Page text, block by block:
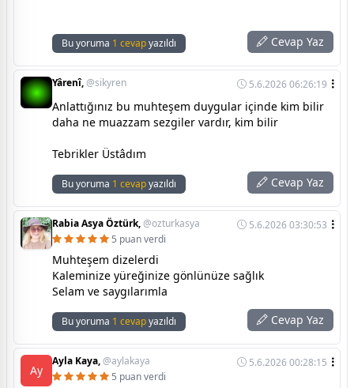
Bu yoruma 1 cevapyazıldı Cevap Yaz
Yârenî,@sikyren 5.6.2026 06:26:19
Anlattığınız bu muhteşem duygular içinde kim bilir
daha ne muazzam sezgiler vardır, kim bilir
Tebrikler Üstâdım
Bu yoruma 1 cevapyazıldı Cevap Yaz
Rabia Asya Öztürk,@ozturkasya
5.6.2026 03:30:53
5 puan verdi
Muhteşem dizelerdi
Kaleminize yüreğinize gönlünüze sağlık
Selam ve saygılarımla
Bu yoruma 1 cevapyazıldı Cevap Yaz
Ay
Ayla Kaya,@aylakaya
5.6.2026 00:28:15
5 puan verdi